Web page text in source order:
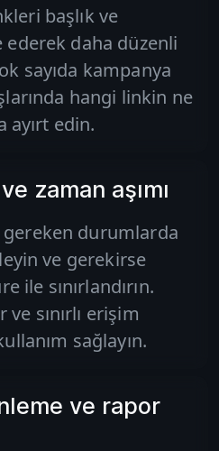
başlık ve
daha düzenli
sayıda kampanya
hangi linkin ne
ayırt edin.
zaman aşımı
gereken durumlarda
ve gerekirse
ile sınırlandırın.
sınırlı erişim
sağlayın.
ve rapor